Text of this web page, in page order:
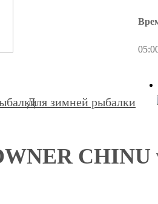
Для зимней рыбалки
CHINU